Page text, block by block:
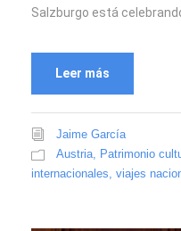
Salzburgo está
Leer más
Jaime García
Austria Patrimonio
internacionales viajes